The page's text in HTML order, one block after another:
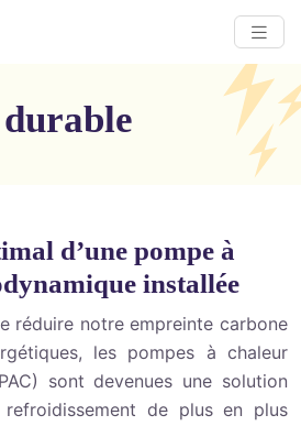
d’une pompe à
installée
réduire notre empreinte carbone
les pompes à chaleur
sont devenues une solution
de plus en plus